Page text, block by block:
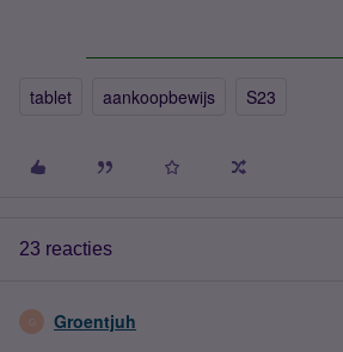
tablet aankoopbewijs S23
23 reacties
G Groentjuh